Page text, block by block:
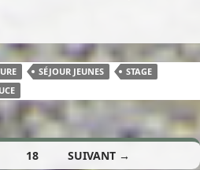
SÉJOUR JEUNES
STAGE
18 SUIVANT →